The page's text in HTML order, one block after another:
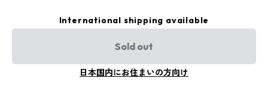
International shipping available
Sold out
日本国内にお住まいの方向け